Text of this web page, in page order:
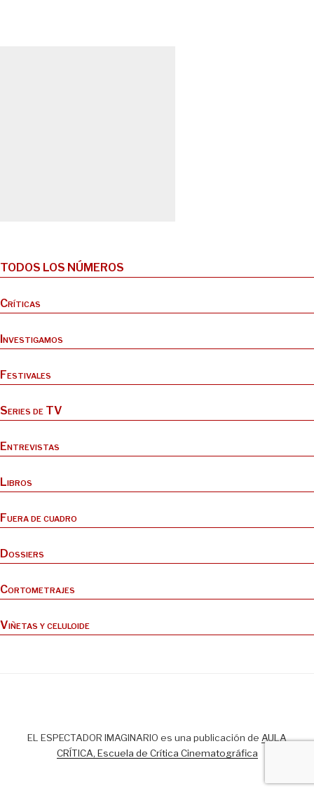
TODOS LOS NÚMEROS
Críticas
Investigamos
Festivales
Series de TV
Entrevistas
Libros
Fuera de cuadro
Dossiers
Cortometrajes
Viñetas y celuloide
EL ESPECTADOR IMAGINARIO es una publicación de AULA
CRÍTICA, Escuela de Crítica Cinematográfica